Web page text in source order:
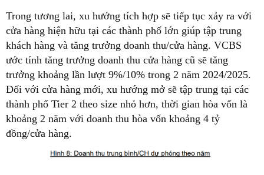
Trong tương lai, xu hướng tích hợp sẽ tiếp tục xảy ra với
cửa hàng hiện hữu tại các thành phố lớn giúp tập trung
khách hàng và tăng trưởng doanh thu/cửa hàng. VCBS
ước tính tăng trưởng doanh thu cửa hàng cũ sẽ tăng
trưởng khoảng lần lượt 9%/10% trong 2 năm 2024/2025.
Đối với cửa hàng mới, xu hướng mở sẽ tập trung tại các
thành phố Tier 2 theo size nhỏ hơn, thời gian hòa vốn là
khoảng 2 năm với doanh thu hòa vốn khoảng 4 tỷ
đồng/cửa hàng.